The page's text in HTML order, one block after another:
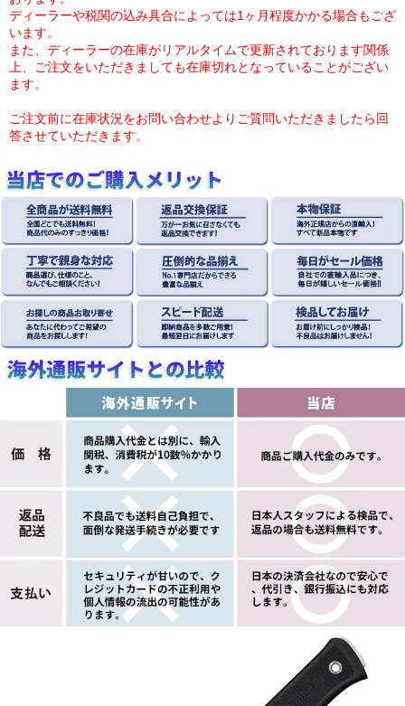
ディーラーや税関の込み具合によっては1ヶ月程度かかる場合もござ
います。
また、ディーラーの在庫がリアルタイムで更新されております関係
上、ご注文をいただきましても在庫切れとなっていることがござい
ます。
ご注文前に在庫状況をお問い合わせよりご質問いただきましたら回
答させていただきます。